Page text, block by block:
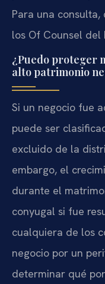
Para una consulta,
los Of Counsel del
¿Puedo proteger
alto patrimonio
Si un negocio fue
puede ser
excluido de la
embargo, el
durante el
conyugal si fue
cualquiera de los
negocio por un
determinar qué